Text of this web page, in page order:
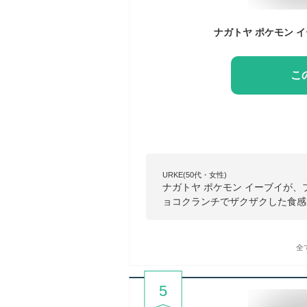
こ
URKE(50代・女性)
ナガトヤ ポケモン イーブイが
ョコクランチでザクザクした食
全
5